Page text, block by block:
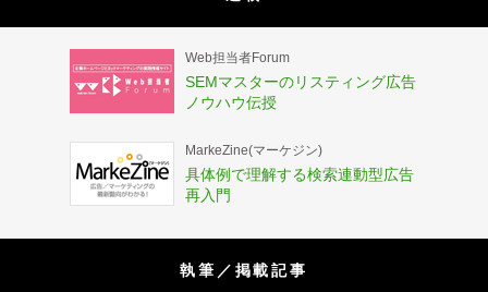
Web担当者Forum
SEMマスターのリスティング広告
ノウハウ伝授
MarkeZine(マーケジン)
具体例で理解する検索連動型広告
再入門
執筆／掲載記事